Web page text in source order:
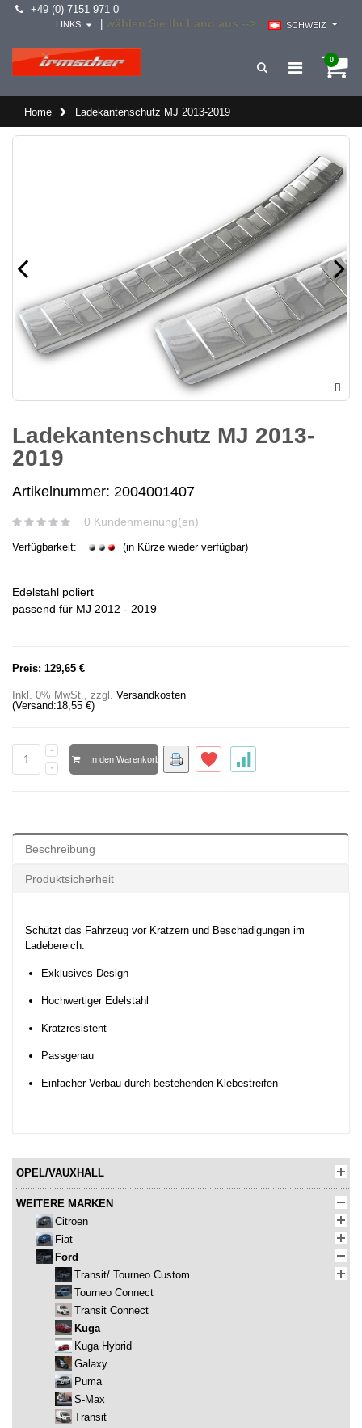
+49 (0) 7151 971 0
wählen Sie Ihr Land aus --> SCHWEIZ
LINKS
0
Home Ladekantenschutz MJ 2013-2019
Ladekantenschutz MJ 2013-
2019
Artikelnummer: 2004001407
0 Kundenmeinung(en)
Verfügbarkeit: (in Kürze wieder verfügbar)
Edelstahl poliert
passend für MJ 2012 - 2019
Preis: 129,65 €
Inkl. 0% MwSt., zzgl. Versandkosten
(Versand:18,55 €)
In den Warenkorb
Beschreibung
Produktsicherheit
Schützt das Fahrzeug vor Kratzern und Beschädigungen im
Ladebereich.
Exklusives Design
Hochwertiger Edelstahl
Kratzresistent
Passgenau
Einfacher Verbau durch bestehenden Klebestreifen
OPEL/VAUXHALL
WEITERE MARKEN
Citroen
Fiat
Ford
Transit/ Tourneo Custom
Tourneo Connect
Transit Connect
Kuga
Kuga Hybrid
Galaxy
Puma
S-Max
Transit